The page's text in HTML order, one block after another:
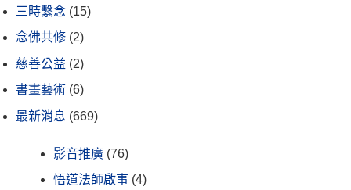
三時繫念 (15)
念佛共修 (2)
慈善公益 (2)
書畫藝術 (6)
最新消息 (669)
影音推廣 (76)
悟道法師啟事 (4)